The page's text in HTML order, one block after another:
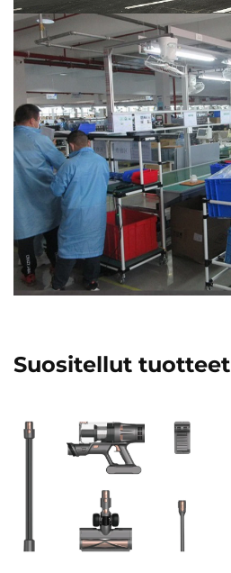
Suositellut tuotteet